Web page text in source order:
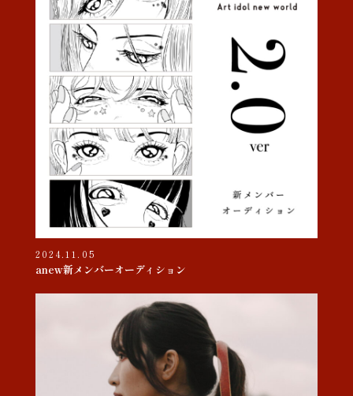
2024.11.05
anew新メンバーオーディション